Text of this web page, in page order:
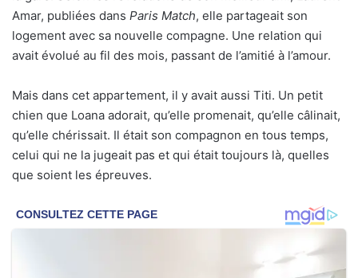
Amar, publiées dans Paris Match, elle partageait son
logement avec sa nouvelle compagne. Une relation qui
avait évolué au fil des mois, passant de l’amitié à l’amour.
Mais dans cet appartement, il y avait aussi Titi. Un petit
chien que Loana adorait, qu’elle promenait, qu’elle câlinait,
qu’elle chérissait. Il était son compagnon en tous temps,
celui qui ne la jugeait pas et qui était toujours là, quelles
que soient les épreuves.